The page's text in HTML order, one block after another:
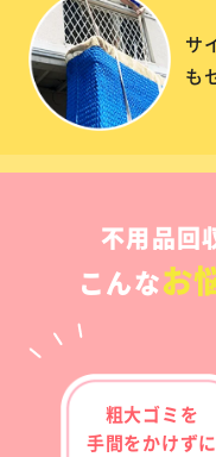
サ
も
不用品回
こんなお
粗大ゴミを
手間をかけずに